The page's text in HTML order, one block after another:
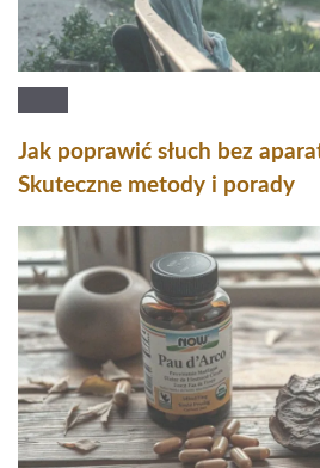
Jak poprawić słuch bez
Skuteczne metody i porady